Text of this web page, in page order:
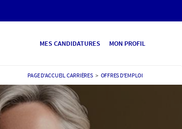
MES CANDIDATURES MON PROFIL
PAGE D'ACCUEIL CARRIÈRES > OFFRES D'EMPLOI